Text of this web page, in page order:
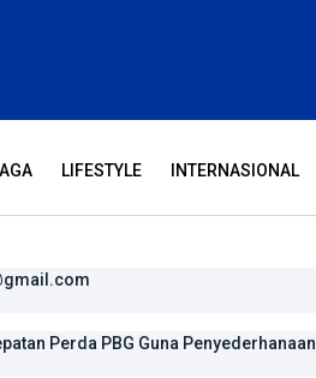
LIFESTYLE INTERNASIONAL
Perda PBG Guna Penyederhanaan